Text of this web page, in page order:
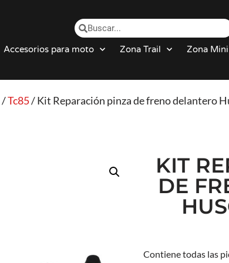
Accesorios para moto Zona Trail Zona Mini
/Tc85/ Kit Reparación pinza de freno delantero
KIT
DE
Contiene todas las